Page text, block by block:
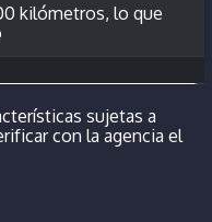
kilómetros, lo que
sujetas a
con la agencia el